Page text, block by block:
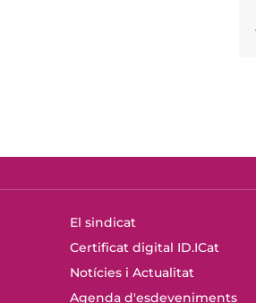
El sindicat
Certificat digital ID.ICat
Notícies i Actualitat
Agenda d'esdeveniments